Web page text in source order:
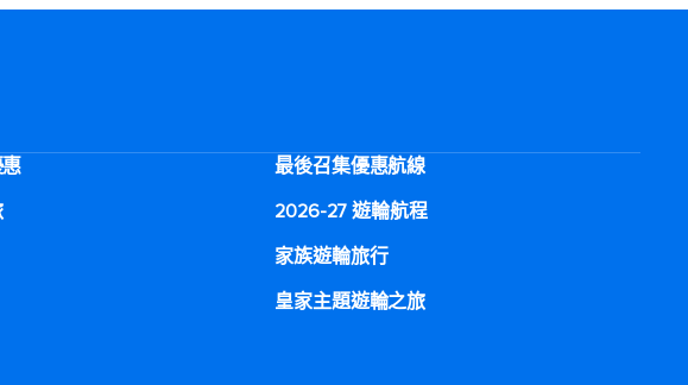
最後召集優惠航線
2026-27 遊輪航程
家族遊輪旅行
皇家主題遊輪之旅